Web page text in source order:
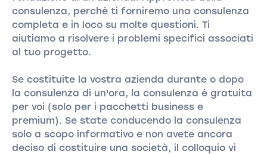
consulenza, perché ti forniremo una consulenza
completa e in loco su molte questioni. Ti
aiutiamo a risolvere i problemi specifici associati
al tuo progetto.
Se costituite la vostra azienda durante o dopo
la consulenza di un'ora, la consulenza è gratuita
per voi (solo per i pacchetti business e
premium). Se state conducendo la consulenza
solo a scopo informativo e non avete ancora
deciso di costituire una società, il colloquio vi